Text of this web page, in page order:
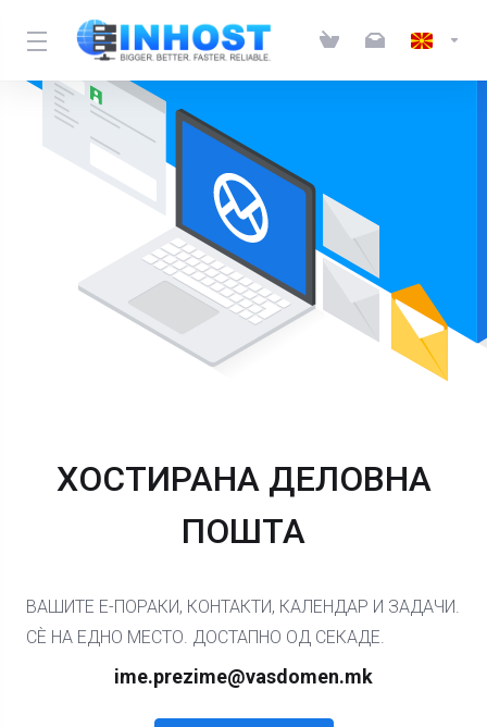
ХОСТИРАНА ДЕЛОВНА
ПОШТА
ВАШИТЕ Е-ПОРАКИ, КОНТАКТИ, КАЛЕНДАР И ЗАДАЧИ.
СÈ НА ЕДНО МЕСТО. ДОСТАПНО ОД СЕКАДЕ.
ime.prezime@vasdomen.mk